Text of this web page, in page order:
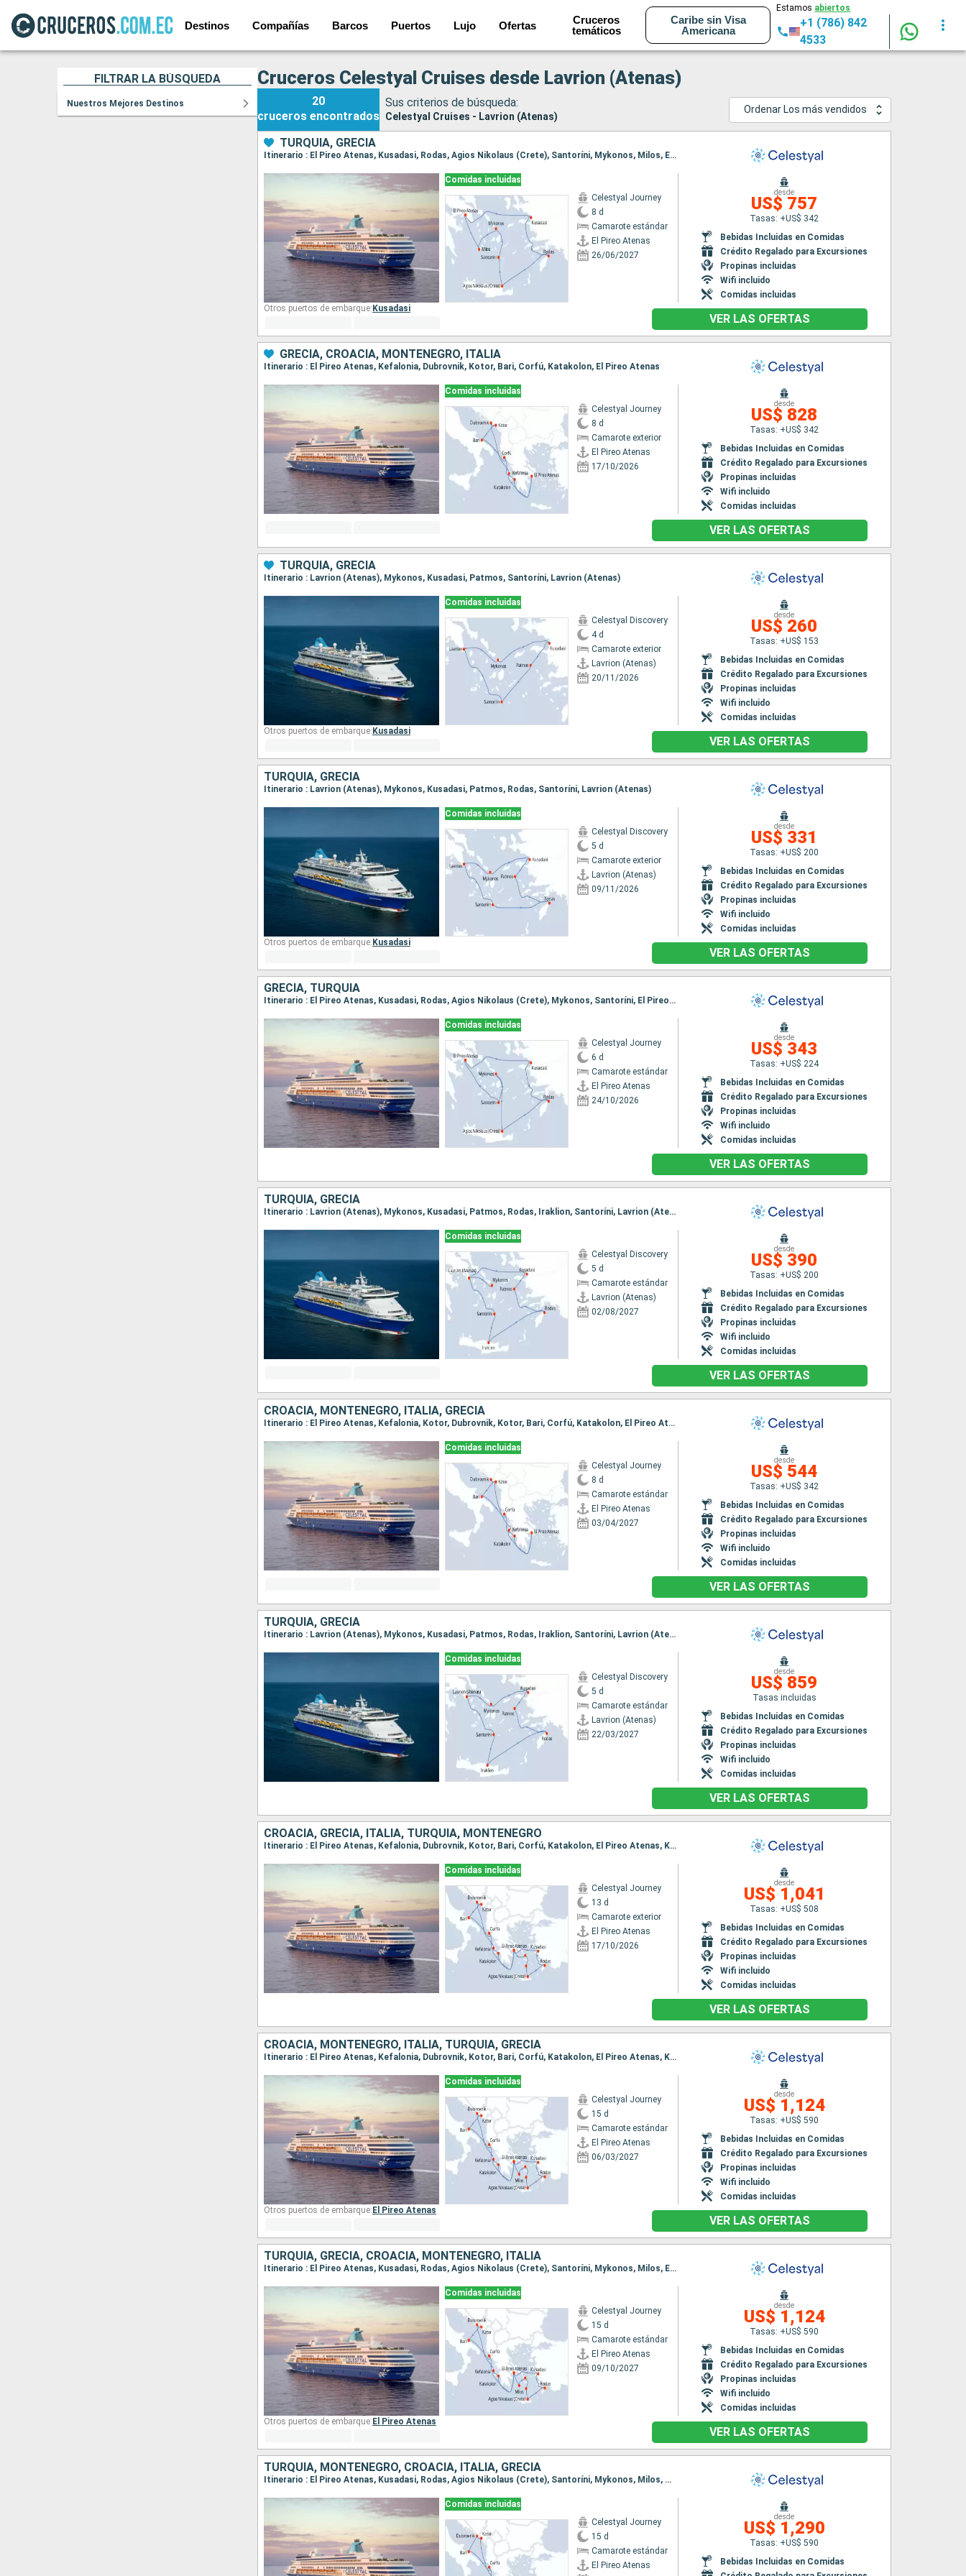
Destinos Compañías Barcos Puertos Lujo Ofertas
Cruceros
temáticos
Caribe sin Visa
Americana
Estamos abiertos
+1 (786) 842
4533
FILTRAR LA BÚSQUEDA
Nuestros Mejores Destinos
Cruceros Celestyal Cruises desde Lavrion (Atenas)
20
cruceros encontrados
Sus criterios de búsqueda:
Celestyal Cruises - Lavrion (Atenas)
Ordenar Los más vendidos
TURQUÍA, GRECIA
Itinerario : El Pireo Atenas, Kusadasi, Rodas, Agios Nikolaus (Crete), Santoríni, Mykonos, Milos, El Pireo Atenas
Comidas incluidas
Celestyal Journey
8 d
Camarote estándar
El Pireo Atenas
26/06/2027
desde
US$ 757
Tasas: +US$ 342
Bebidas Incluidas en Comidas
Crédito Regalado para Excursiones
Propinas incluidas
Wifi incluido
Comidas incluidas
Otros puertos de embarque: Kusadasi
VER LAS OFERTAS
GRECIA, CROACIA, MONTENEGRO, ITALIA
Itinerario : El Pireo Atenas, Kefalonia, Dubrovnik, Kotor, Bari, Corfú, Katakolon, El Pireo Atenas
Comidas incluidas
Celestyal Journey
8 d
Camarote exterior
El Pireo Atenas
17/10/2026
desde
US$ 828
Tasas: +US$ 342
Bebidas Incluidas en Comidas
Crédito Regalado para Excursiones
Propinas incluidas
Wifi incluido
Comidas incluidas
VER LAS OFERTAS
TURQUÍA, GRECIA
Itinerario : Lavrion (Atenas), Mykonos, Kusadasi, Patmos, Santoríni, Lavrion (Atenas)
Comidas incluidas
Celestyal Discovery
4 d
Camarote exterior
Lavrion (Atenas)
20/11/2026
desde
US$ 260
Tasas: +US$ 153
Bebidas Incluidas en Comidas
Crédito Regalado para Excursiones
Propinas incluidas
Wifi incluido
Comidas incluidas
Otros puertos de embarque: Kusadasi
VER LAS OFERTAS
TURQUÍA, GRECIA
Itinerario : Lavrion (Atenas), Mykonos, Kusadasi, Patmos, Rodas, Santoríni, Lavrion (Atenas)
Comidas incluidas
Celestyal Discovery
5 d
Camarote exterior
Lavrion (Atenas)
09/11/2026
desde
US$ 331
Tasas: +US$ 200
Bebidas Incluidas en Comidas
Crédito Regalado para Excursiones
Propinas incluidas
Wifi incluido
Comidas incluidas
Otros puertos de embarque: Kusadasi
VER LAS OFERTAS
GRECIA, TURQUÍA
Itinerario : El Pireo Atenas, Kusadasi, Rodas, Agios Nikolaus (Crete), Mykonos, Santoríni, El Pireo Atenas
Comidas incluidas
Celestyal Journey
6 d
Camarote estándar
El Pireo Atenas
24/10/2026
desde
US$ 343
Tasas: +US$ 224
Bebidas Incluidas en Comidas
Crédito Regalado para Excursiones
Propinas incluidas
Wifi incluido
Comidas incluidas
VER LAS OFERTAS
TURQUÍA, GRECIA
Itinerario : Lavrion (Atenas), Mykonos, Kusadasi, Patmos, Rodas, Iraklion, Santoríni, Lavrion (Atenas)
Comidas incluidas
Celestyal Discovery
5 d
Camarote estándar
Lavrion (Atenas)
02/08/2027
desde
US$ 390
Tasas: +US$ 200
Bebidas Incluidas en Comidas
Crédito Regalado para Excursiones
Propinas incluidas
Wifi incluido
Comidas incluidas
VER LAS OFERTAS
CROACIA, MONTENEGRO, ITALIA, GRECIA
Itinerario : El Pireo Atenas, Kefalonia, Kotor, Dubrovnik, Kotor, Bari, Corfú, Katakolon, El Pireo Atenas
Comidas incluidas
Celestyal Journey
8 d
Camarote estándar
El Pireo Atenas
03/04/2027
desde
US$ 544
Tasas: +US$ 342
Bebidas Incluidas en Comidas
Crédito Regalado para Excursiones
Propinas incluidas
Wifi incluido
Comidas incluidas
VER LAS OFERTAS
TURQUÍA, GRECIA
Itinerario : Lavrion (Atenas), Mykonos, Kusadasi, Patmos, Rodas, Iraklion, Santoríni, Lavrion (Atenas)
Comidas incluidas
Celestyal Discovery
5 d
Camarote estándar
Lavrion (Atenas)
22/03/2027
desde
US$ 859
Tasas incluidas
Bebidas Incluidas en Comidas
Crédito Regalado para Excursiones
Propinas incluidas
Wifi incluido
Comidas incluidas
VER LAS OFERTAS
CROACIA, GRECIA, ITALIA, TURQUÍA, MONTENEGRO
Itinerario : El Pireo Atenas, Kefalonia, Dubrovnik, Kotor, Bari, Corfú, Katakolon, El Pireo Atenas, Kusadasi, Rodas, Agios Nikolaus (Crete), Santoríni, Mykonos, El Pireo Atenas
Comidas incluidas
Celestyal Journey
13 d
Camarote exterior
El Pireo Atenas
17/10/2026
desde
US$ 1,041
Tasas: +US$ 508
Bebidas Incluidas en Comidas
Crédito Regalado para Excursiones
Propinas incluidas
Wifi incluido
Comidas incluidas
VER LAS OFERTAS
CROACIA, MONTENEGRO, ITALIA, TURQUÍA, GRECIA
Itinerario : El Pireo Atenas, Kefalonia, Dubrovnik, Kotor, Bari, Corfú, Katakolon, El Pireo Atenas, Kusadasi, Rodas, Agios Nikolaus (Crete), Santoríni, Mykonos, Milos, El Pireo Atenas
Comidas incluidas
Celestyal Journey
15 d
Camarote estándar
El Pireo Atenas
06/03/2027
desde
US$ 1,124
Tasas: +US$ 590
Bebidas Incluidas en Comidas
Crédito Regalado para Excursiones
Propinas incluidas
Wifi incluido
Comidas incluidas
Otros puertos de embarque: El Pireo Atenas
VER LAS OFERTAS
TURQUÍA, GRECIA, CROACIA, MONTENEGRO, ITALIA
Itinerario : El Pireo Atenas, Kusadasi, Rodas, Agios Nikolaus (Crete), Santoríni, Mykonos, Milos, El Pireo Atenas, Kefalonia, Dubrovnik, Kotor, Bari, Corfú, Katakolon, El Pireo Atenas
Comidas incluidas
Celestyal Journey
15 d
Camarote estándar
El Pireo Atenas
09/10/2027
desde
US$ 1,124
Tasas: +US$ 590
Bebidas Incluidas en Comidas
Crédito Regalado para Excursiones
Propinas incluidas
Wifi incluido
Comidas incluidas
Otros puertos de embarque: El Pireo Atenas
VER LAS OFERTAS
TURQUÍA, MONTENEGRO, CROACIA, ITALIA, GRECIA
Itinerario : El Pireo Atenas, Kusadasi, Rodas, Agios Nikolaus (Crete), Santoríni, Mykonos, Milos, Mykonos, El Pireo Atenas, Kefalonia, Kotor, Dubrovnik, Bari, Corfú, Katakolon, El Pireo Atenas
Comidas incluidas
Celestyal Journey
15 d
Camarote estándar
El Pireo Atenas
desde
US$ 1,290
Tasas: +US$ 590
Bebidas Incluidas en Comidas